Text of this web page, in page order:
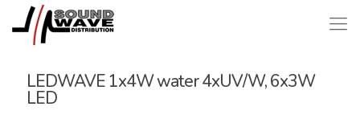
LEDWAVE 1x4W water 4xUV/W, 6x3W
LED